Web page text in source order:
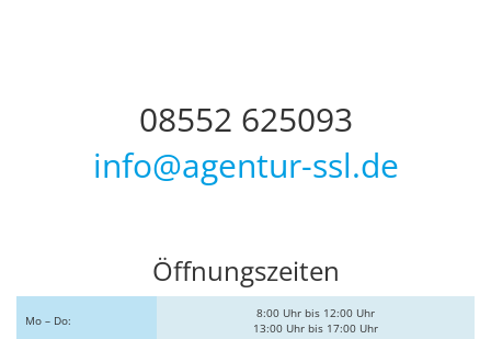
08552 625093
info@agentur-ssl.de
Öffnungszeiten
Mo – Do:
8:00 Uhr bis 12:00 Uhr
13:00 Uhr bis 17:00 Uhr